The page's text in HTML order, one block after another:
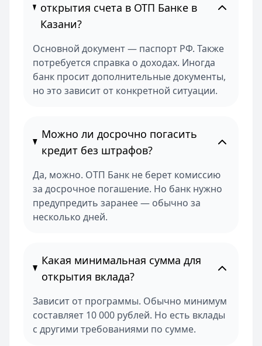
открытия счета в ОТП Банке в
Казани?
Основной документ — паспорт РФ. Также
потребуется справка о доходах. Иногда
банк просит дополнительные документы,
но это зависит от конкретной ситуации.
Можно ли досрочно погасить
кредит без штрафов?
Да, можно. ОТП Банк не берет комиссию
за досрочное погашение. Но банк нужно
предупредить заранее — обычно за
несколько дней.
Какая минимальная сумма для
открытия вклада?
Зависит от программы. Обычно минимум
составляет 10 000 рублей. Но есть вклады
с другими требованиями по сумме.